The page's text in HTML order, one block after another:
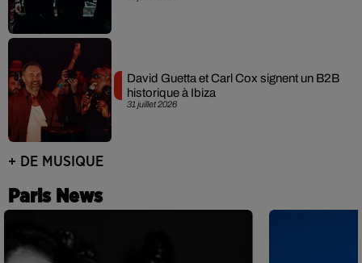
31 juillet 2026
David Guetta et Carl Cox signent un B2B
historique à Ibiza
+ DE MUSIQUE
Paris News